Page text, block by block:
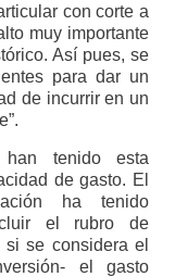
con corte a
muy importante
Así pues, se
para dar un
de incurrir en un
tenido esta
de gasto. El
ha tenido
el rubro de
se considera el
el gasto